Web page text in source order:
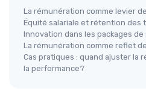
La rémunération comme levier
Équité salariale et rétention des
Innovation dans les packages
La rémunération comme reflet
Cas pratiques : quand ajuster la
la performance?